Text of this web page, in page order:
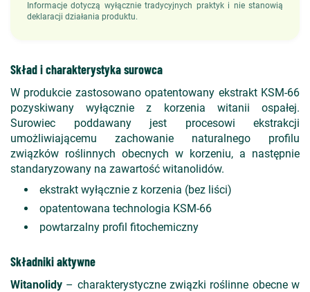
Informacje dotyczą wyłącznie tradycyjnych praktyk i nie stanowią
deklaracji działania produktu.
Skład i charakterystyka surowca
W produkcie zastosowano opatentowany ekstrakt KSM-66
pozyskiwany wyłącznie z korzenia witanii ospałej.
Surowiec poddawany jest procesowi ekstrakcji
umożliwiającemu zachowanie naturalnego profilu
związków roślinnych obecnych w korzeniu, a następnie
standaryzowany na zawartość witanolidów.
ekstrakt wyłącznie z korzenia (bez liści)
opatentowana technologia KSM-66
powtarzalny profil fitochemiczny
Składniki aktywne
Witanolidy – charakterystyczne związki roślinne obecne w